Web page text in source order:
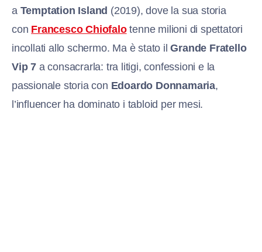
a Temptation Island (2019), dove la sua storia
con Francesco Chiofalotenne milioni di spettatori
incollati allo schermo. Ma è stato ilGrande Fratello
Vip 7 a consacrarla: tra litigi, confessioni e la
passionale storia con Edoardo Donnamaria,
l’influencer ha dominato i tabloid per mesi.